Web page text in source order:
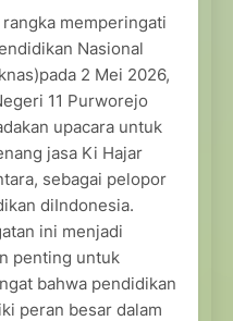
rangka memperingati
Nasional
2 Mei 2026,
11 Purworejo
upacara untuk
jasa Ki Hajar
sebagai pelopor
diIndonesia.
ini menjadi
penting untuk
bahwa pendidikan
peran besar dalam